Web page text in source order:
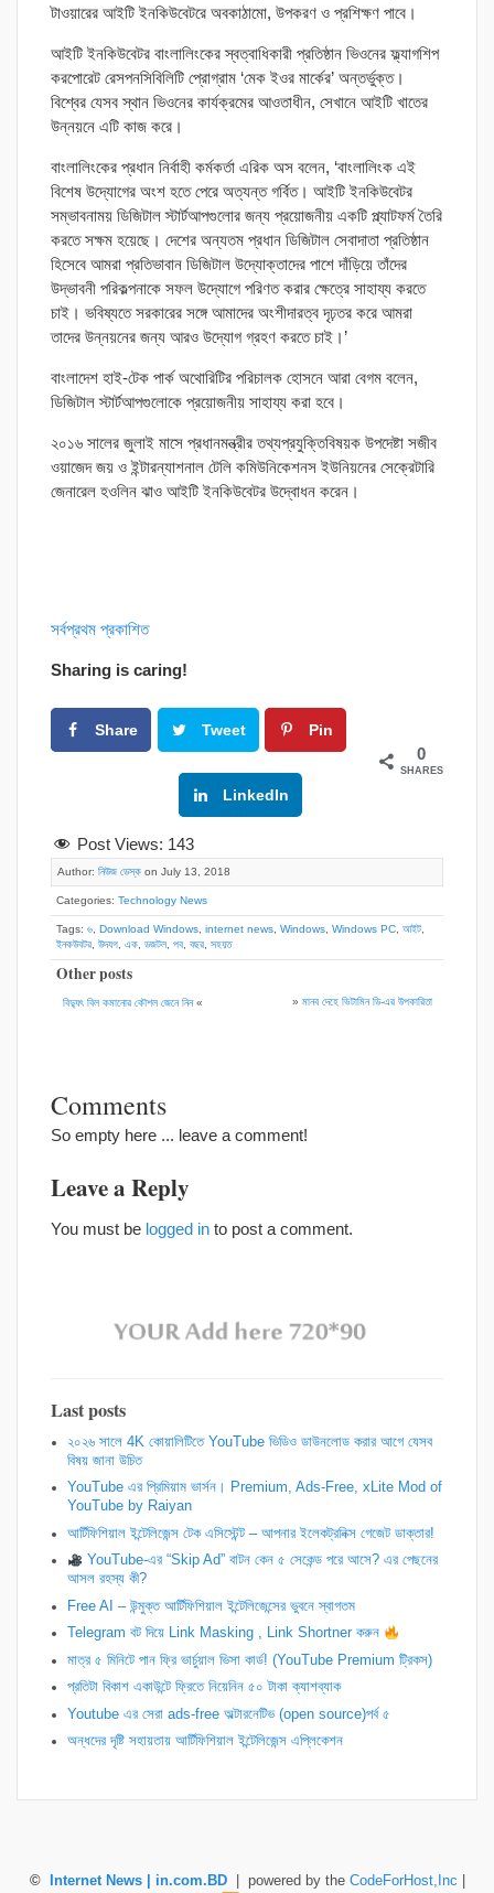
টাওয়ারের আইটি ইনকিউবেটরে অবকাঠামো, উপকরণ ও প্রশিক্ষণ পাবে।
আইটি ইনকিউবেটর বাংলালিংকের স্বত্বাধিকারী প্রতিষ্ঠান ভিওনের ফ্ল্যাগশিপ
করপোরেট রেসপনসিবিলিটি প্রোগ্রাম ‘মেক ইওর মার্কের’ অন্তর্ভুক্ত।
বিশ্বের যেসব স্থান ভিওনের কার্যক্রমের আওতাধীন, সেখানে আইটি খাতের
উন্নয়নে এটি কাজ করে।
বাংলালিংকের প্রধান নির্বাহী কর্মকর্তা এরিক অস বলেন, ‘বাংলালিংক এই
বিশেষ উদ্যোগের অংশ হতে পেরে অত্যন্ত গর্বিত। আইটি ইনকিউবেটর
সম্ভাবনাময় ডিজিটাল স্টার্টআপগুলোর জন্য প্রয়োজনীয় একটি প্ল্যাটফর্ম তৈরি
করতে সক্ষম হয়েছে। দেশের অন্যতম প্রধান ডিজিটাল সেবাদাতা প্রতিষ্ঠান
হিসেবে আমরা প্রতিভাবান ডিজিটাল উদ্যোক্তাদের পাশে দাঁড়িয়ে তাঁদের
উদ্ভাবনী পরিকল্পনাকে সফল উদ্যোগে পরিণত করার ক্ষেত্রে সাহায্য করতে
চাই। ভবিষ্যতে সরকারের সঙ্গে আমাদের অংশীদারত্ব দৃঢ়তর করে আমরা
তাদের উন্নয়নের জন্য আরও উদ্যোগ গ্রহণ করতে চাই।’
বাংলাদেশ হাই-টেক পার্ক অথোরিটির পরিচালক হোসনে আরা বেগম বলেন,
ডিজিটাল স্টার্টআপগুলোকে প্রয়োজনীয় সাহায্য করা হবে।
২০১৬ সালের জুলাই মাসে প্রধানমন্ত্রীর তথ্যপ্রযুক্তিবিষয়ক উপদেষ্টা সজীব
ওয়াজেদ জয় ও ইন্টারন্যাশনাল টেলি কমিউনিকেশনস ইউনিয়নের সেক্রেটারি
জেনারেল হওলিন ঝাও আইটি ইনকিউবেটর উদ্বোধন করেন।
সর্বপ্রথম প্রকাশিত
Sharing is caring!
Share Tweet Pin
LinkedIn
0
SHARES
Post Views: 143
Author: নিউজ ডেস্ক on July 13, 2018
Categories: Technology News
Tags: ৬, Download Windows, internet news, Windows, Windows PC, আইট,
ইনকউবটর, উদযগ, এক, ডজটল, পব, বছর, সহয়ত
Other posts
বিদ্যুৎ বিল কমানোর কৌশল জেনে নিন« » মানব দেহে ভিটামিন ডি-এর উপকারিতা
Comments
So empty here ... leave a comment!
Leave a Reply
You must be logged in to post a comment.
Last posts
২০২৬ সালে 4K কোয়ালিটিতে YouTube ভিডিও ডাউনলোড করার আগে যেসব
বিষয় জানা উচিত
YouTube এর প্রিমিয়াম ভার্সন। Premium, Ads-Free, xLite Mod of
YouTube by Raiyan
আর্টিফিশিয়াল ইন্টেলিজেন্স টেক এসিস্টেন্ট – আপনার ইলেকট্রনিক্স গেজেট ডাক্তার!
YouTube-এর “Skip Ad” বাটন কেন ৫ সেকেন্ড পরে আসে? এর পেছনের
আসল রহস্য কী?
Free AI – উন্মুক্ত আর্টিফিশিয়াল ইন্টেলিজেন্সের ভুবনে স্বাগতম
Telegram বট দিয়ে Link Masking , Link Shortner করুন
​মাত্র ৫ মিনিটে পান ফ্রি ভার্চুয়াল ভিসা কার্ড! (YouTube Premium ট্রিকস)
প্রতিটা বিকাশ একাউন্টে ফ্রিতে নিয়েনিন ৫০ টাকা ক্যাশব্যাক
Youtube এর সেরা ads-free অল্টারনেটিভ (open source)পর্ব ৫
অন্ধদের দৃষ্টি সহায়তায় আর্টিফিশিয়াল ইন্টেলিজেন্স এপ্লিকেশন
© Internet News | in.com.BD| powered by the CodeForHost,Inc